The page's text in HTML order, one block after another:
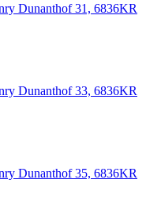
Dunanthof 31, 6836KR
Dunanthof 33, 6836KR
Dunanthof 35, 6836KR